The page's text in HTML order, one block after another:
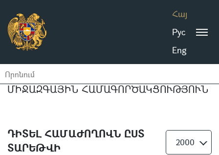
Հայ
Рус
Eng
ՄԻՋԱԶԳԱՅԻՆ ՀԱՄԱԳՈՐԾԱԿՑՈՒԹՅՈՒՆ
ԴԻՏԵԼ ՀԱՄԱԺՈՂՈՎՆ ԸՍՏ
ՏԱՐԵԹՎԻ
2000